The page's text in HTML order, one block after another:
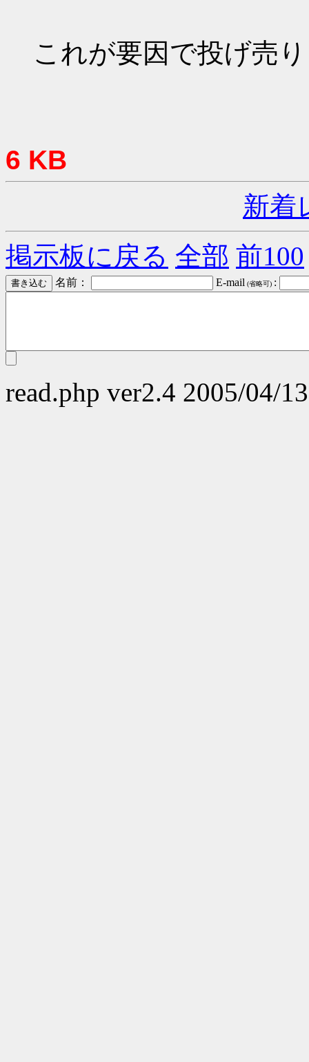
これが要因で投げ売
6 KB
新着
掲示板に戻る 全部 前100
名前： E-mail (省略可) :
read.php ver2.4 2005/04/13